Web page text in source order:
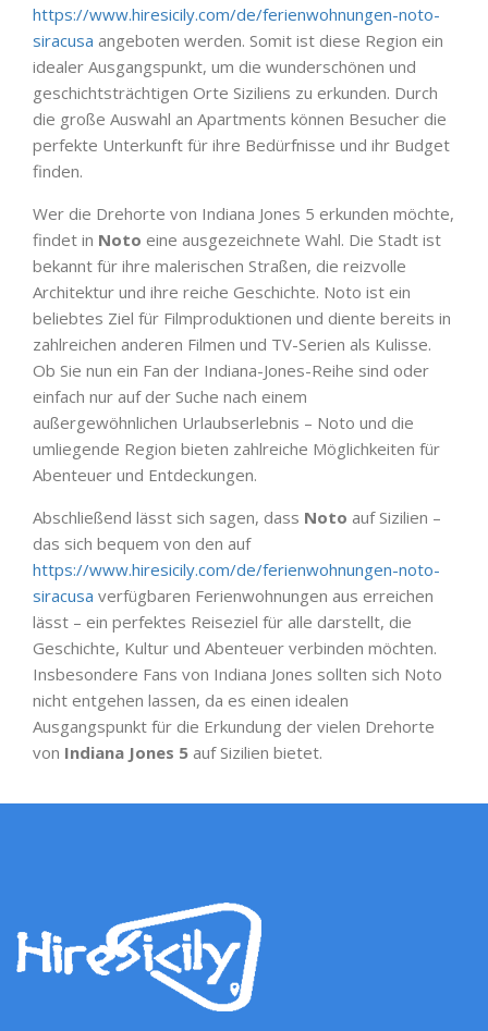
https://www.hiresicily.com/de/ferienwohnungen-noto-
siracusa angeboten werden. Somit ist diese Region ein
idealer Ausgangspunkt, um die wunderschönen und
geschichtsträchtigen Orte Siziliens zu erkunden. Durch
die große Auswahl an Apartments können Besucher die
perfekte Unterkunft für ihre Bedürfnisse und ihr Budget
finden.
Wer die Drehorte von Indiana Jones 5 erkunden möchte,
findet in Noto eine ausgezeichnete Wahl. Die Stadt ist
bekannt für ihre malerischen Straßen, die reizvolle
Architektur und ihre reiche Geschichte. Noto ist ein
beliebtes Ziel für Filmproduktionen und diente bereits in
zahlreichen anderen Filmen und TV-Serien als Kulisse.
Ob Sie nun ein Fan der Indiana-Jones-Reihe sind oder
einfach nur auf der Suche nach einem
außergewöhnlichen Urlaubserlebnis – Noto und die
umliegende Region bieten zahlreiche Möglichkeiten für
Abenteuer und Entdeckungen.
Abschließend lässt sich sagen, dass Noto auf Sizilien –
das sich bequem von den auf
https://www.hiresicily.com/de/ferienwohnungen-noto-
siracusa verfügbaren Ferienwohnungen aus erreichen
lässt – ein perfektes Reiseziel für alle darstellt, die
Geschichte, Kultur und Abenteuer verbinden möchten.
Insbesondere Fans von Indiana Jones sollten sich Noto
nicht entgehen lassen, da es einen idealen
Ausgangspunkt für die Erkundung der vielen Drehorte
von Indiana Jones 5 auf Sizilien bietet.